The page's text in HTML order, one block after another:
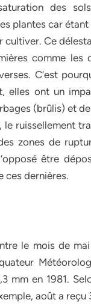
des
plantes car
cultiver. Ce
comme
C’est
elles ont un
(brûlis) et
le ruissellement
zones de
être
ces dernières.
le mois de
mm en 1981.
août a